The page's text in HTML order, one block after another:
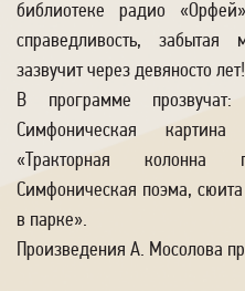
библиотеке радио
справедливость,
зазвучит через девяносто лет!
В программе
Симфоническая
«Тракторная
Симфоническая поэма,
в парке».
Произведения А. Мосолова